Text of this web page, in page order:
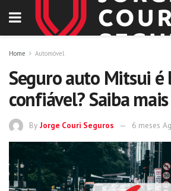
Home Automóvel
Seguro auto Mitsui é
confiável? Saiba mais
By Jorge Couri Seguros 6 meses